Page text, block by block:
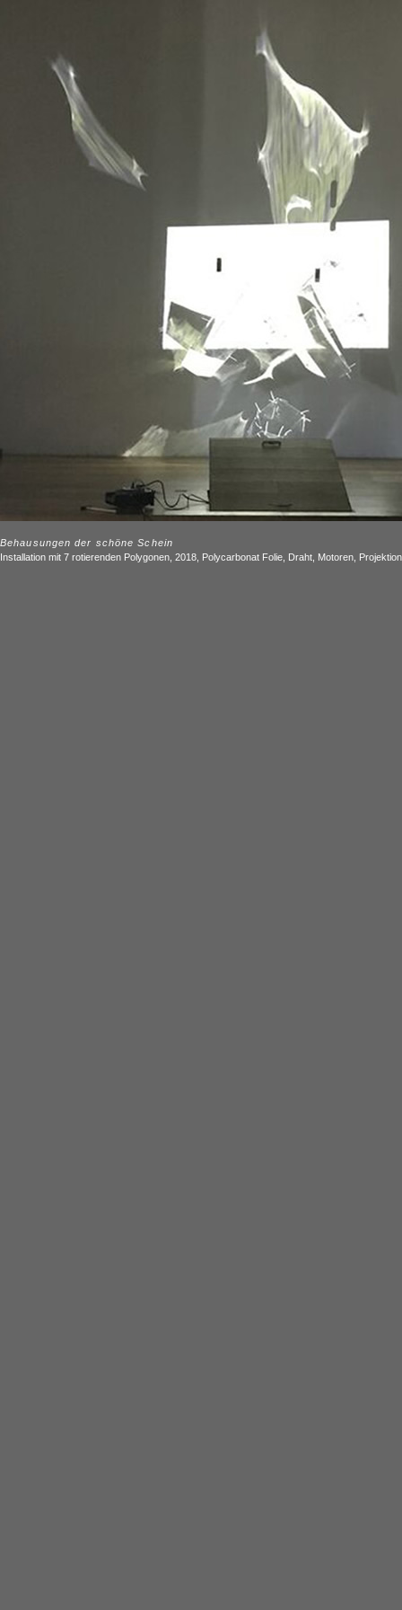
Behausungen der schöne Schein
Installation mit 7 rotierenden Polygonen, 2018, Polycarbonat Folie, Draht, Motoren,